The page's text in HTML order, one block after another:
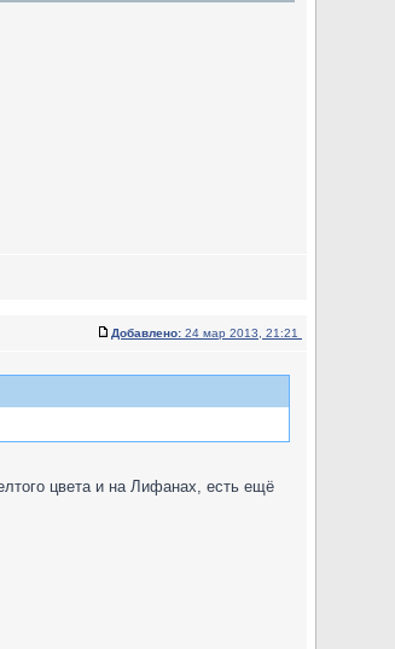
Добавлено: 24 мар 2013, 21:21
цвета и на Лифанах, есть ещё